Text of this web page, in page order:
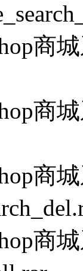
商
商
商
商